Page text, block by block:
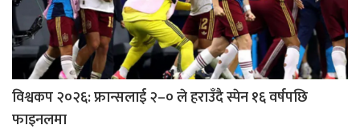
विश्वकप २०२६: फ्रान्सलाई २–० ले हराउँदै स्पेन १६ वर्षपछि
फाइनलमा